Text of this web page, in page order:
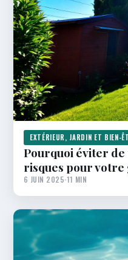
EXTÉRIEUR, JARDIN ET BIEN-
Pourquoi éviter
risques pour votre
6 JUIN 2025·11 MIN